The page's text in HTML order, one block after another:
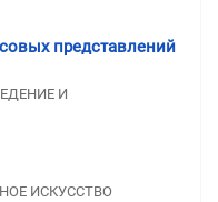
представлений
И
ИСКУССТВО